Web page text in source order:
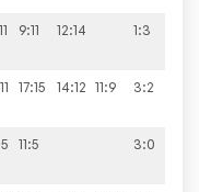
9:11 12:14 1:3
17:15 14:12 11:9 3:2
11:5 3:0